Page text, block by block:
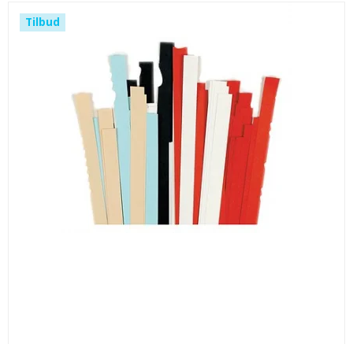
Tilbud